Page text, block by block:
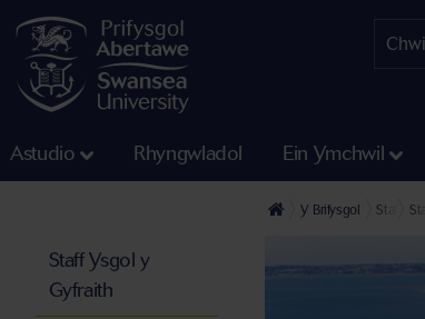
Astudio Rhyngwladol Ein Ymchwil
Y Brifysgol Staff
Staff Ysgol y
Gyfraith